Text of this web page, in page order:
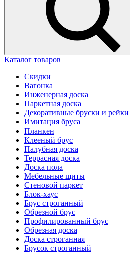
Каталог товаров
Скидки
Вагонка
Инженерная доска
Паркетная доска
Декоративные бруски и рейки
Имитация бруса
Планкен
Клееный брус
Палубная доска
Террасная доска
Доска пола
Мебельные щиты
Стеновой паркет
Блок-хаус
Брус строганный
Обрезной брус
Профилированный брус
Обрезная доска
Доска строганная
Брусок строганный